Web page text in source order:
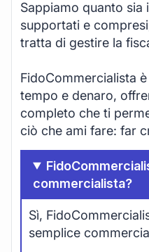
Sappiamo quanto
supportati e
tratta di gestire la
FidoCommercialista
tempo e denaro,
completo che ti
ciò che ami fare: far
commercialista?
Sì,
semplice